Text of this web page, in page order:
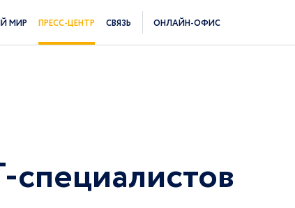
МИР ПРЕСС-ЦЕНТР СВЯЗЬ ОНЛАЙН-ОФИС